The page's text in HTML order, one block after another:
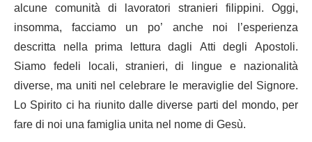
alcune comunità di lavoratori stranieri filippini. Oggi,
insomma, facciamo un po’ anche noi l’esperienza
descritta nella prima lettura dagli Atti degli Apostoli.
Siamo fedeli locali, stranieri, di lingue e nazionalità
diverse, ma uniti nel celebrare le meraviglie del Signore.
Lo Spirito ci ha riunito dalle diverse parti del mondo, per
fare di noi una famiglia unita nel nome di Gesù.